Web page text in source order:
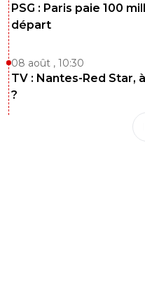
PSG : Paris paie 100
départ
08 août , 10:30
TV : Nantes-Red Star,
?